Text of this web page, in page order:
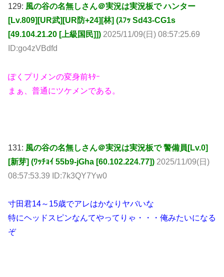
129: 風の谷の名無しさん＠実況は実況板で ハンター
[Lv.809][UR武][UR防+24][林] (ｽﾌｯ Sd43-CG1s
[49.104.21.20 [上級国民]]) 2025/11/09(日) 08:57:25.69
ID:go4zVBdfd
ぽくプリメンの変身前ｷﾀｰ
まぁ、普通にツケメンである。
131: 風の谷の名無しさん＠実況は実況板で 警備員[Lv.0]
[新芽] (ﾜｯﾁｮｲ 55b9-jGha [60.102.224.77]) 2025/11/09(日)
08:57:53.39 ID:7k3QY7Yw0
寸田君14～15歳でアレはかなりヤバいな
特にヘッドスピンなんてやってりゃ・・・俺みたいになる
ぞ